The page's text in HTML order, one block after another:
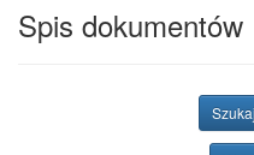
Spis dokumentów